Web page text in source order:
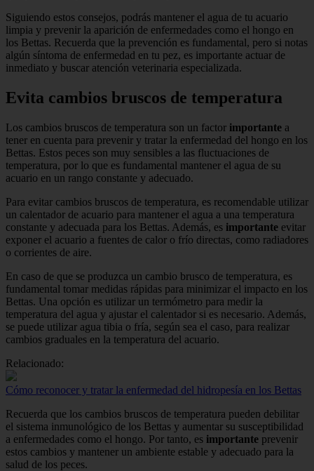
Siguiendo estos consejos, podrás mantener el agua de tu acuario
limpia y prevenir la aparición de enfermedades como el hongo en
los Bettas. Recuerda que la prevención es fundamental, pero si notas
algún síntoma de enfermedad en tu pez, es importante actuar de
inmediato y buscar atención veterinaria especializada.
Evita cambios bruscos de temperatura
Los cambios bruscos de temperatura son un factor importante a
tener en cuenta para prevenir y tratar la enfermedad del hongo en los
Bettas. Estos peces son muy sensibles a las fluctuaciones de
temperatura, por lo que es fundamental mantener el agua de su
acuario en un rango constante y adecuado.
Para evitar cambios bruscos de temperatura, es recomendable utilizar
un calentador de acuario para mantener el agua a una temperatura
constante y adecuada para los Bettas. Además, es importante evitar
exponer el acuario a fuentes de calor o frío directas, como radiadores
o corrientes de aire.
En caso de que se produzca un cambio brusco de temperatura, es
fundamental tomar medidas rápidas para minimizar el impacto en los
Bettas. Una opción es utilizar un termómetro para medir la
temperatura del agua y ajustar el calentador si es necesario. Además,
se puede utilizar agua tibia o fría, según sea el caso, para realizar
cambios graduales en la temperatura del acuario.
Relacionado:
Cómo reconocer y tratar la enfermedad del hidropesía en los Bettas
Recuerda que los cambios bruscos de temperatura pueden debilitar
el sistema inmunológico de los Bettas y aumentar su susceptibilidad
a enfermedades como el hongo. Por tanto, es importante prevenir
estos cambios y mantener un ambiente estable y adecuado para la
salud de los peces.